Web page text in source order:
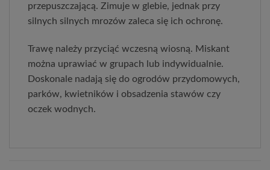
przepuszczającą. Zimuje w glebie, jednak przy
silnych silnych mrozów zaleca się ich ochronę.
Trawę należy przyciąć wczesną wiosną. Miskant
można uprawiać w grupach lub indywidualnie.
Doskonale nadają się do ogrodów przydomowych,
parków, kwietników i obsadzenia stawów czy
oczek wodnych.